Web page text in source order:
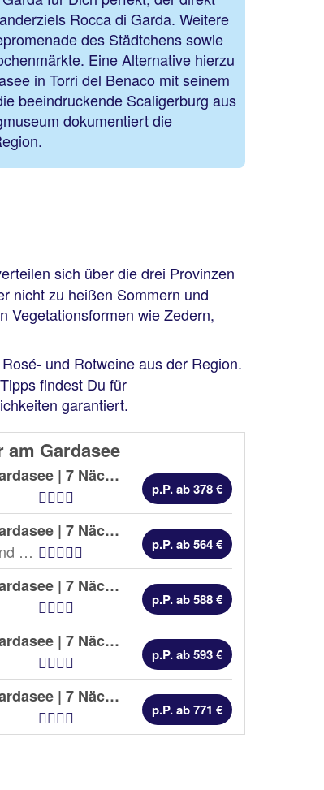
Rocca di Garda. Weitere
des Städtchens sowie
Eine Alternative hierzu
in Torri del Benaco mit seinem
beeindruckende Scaligerburg aus
dokumentiert die
sich über die drei Provinzen
nicht zu heißen Sommern und
Vegetationsformen wie Zedern,
und Rotweine aus der Region.
findest Du für
garantiert.
am Gardasee
Oberitalienische Seen & Gardasee | 7 Nächte |
Frühstück
Hotel Kategorienp.P. ab 378 €
Oberitalienische Seen & Gardasee | 7 Nächte |
Frühstück
Hotel Du Lac & Du Parc Grand Resort
Hotel Kategorien
p.P. ab 564 €
Oberitalienische Seen & Gardasee | 7 Nächte |
Frühstück
Hotel Kategorienp.P. ab 588 €
Oberitalienische Seen & Gardasee | 7 Nächte |
Frühstück
Hotel Kategorienp.P. ab 593 €
Oberitalienische Seen & Gardasee | 7 Nächte |
Frühstück
Hotel Kategorienp.P. ab 771 €